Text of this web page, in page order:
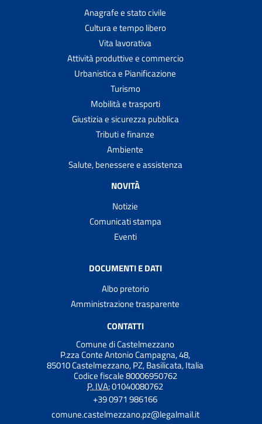
Anagrafe e stato civile
Cultura e tempo libero
Vita lavorativa
Attività produttive e commercio
Urbanistica e Pianificazione
Turismo
Mobilità e trasporti
Giustizia e sicurezza pubblica
Tributi e finanze
Ambiente
Salute, benessere e assistenza
NOVITÀ
Notizie
Comunicati stampa
Eventi
DOCUMENTI E DATI
Albo pretorio
Amministrazione trasparente
CONTATTI
Comune di Castelmezzano
P.zza Conte Antonio Campagna, 48,
85010 Castelmezzano, PZ, Basilicata, Italia
Codice fiscale 80006950762
P. IVA:01040080762
+39 0971 986166
comune.castelmezzano.pz@legalmail.it